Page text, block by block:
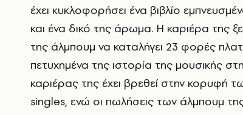
έχει κυκλοφορήσει ένα βιβλίο
και ένα δικό της άρωμα. Η καριέρα της
της άλμπουμ να καταλήγει 23 φορές
πετυχημένα της ιστορία της μουσικής
καριέρας της έχει βρεθεί στην κορυφή
singles, ενώ οι πωλήσεις των άλμπουμ